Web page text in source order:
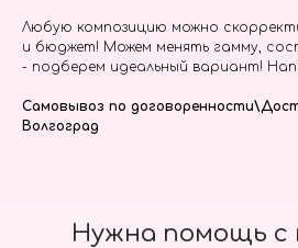
Любую композицию можно
и бюджет! Можем менять гамму,
- подберем идеальный вариант!
Самовывоз по
Волгоград
Нужна помощь с